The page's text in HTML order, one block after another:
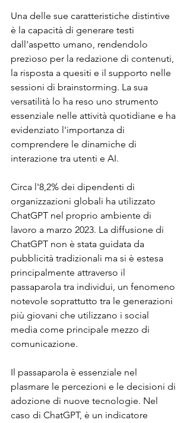
Una delle sue caratteristiche distintive
è la capacità di generare testi
dall'aspetto umano, rendendolo
prezioso per la redazione di contenuti,
la risposta a quesiti e il supporto nelle
sessioni di brainstorming. La sua
versatilità lo ha reso uno strumento
essenziale nelle attività quotidiane e ha
evidenziato l'importanza di
comprendere le dinamiche di
interazione tra utenti e AI.
Circa l'8,2% dei dipendenti di
organizzazioni globali ha utilizzato
ChatGPT nel proprio ambiente di
lavoro a marzo 2023. La diffusione di
ChatGPT non è stata guidata da
pubblicità tradizionali ma si è estesa
principalmente attraverso il
passaparola tra individui, un fenomeno
notevole soprattutto tra le generazioni
più giovani che utilizzano i social
media come principale mezzo di
comunicazione.
Il passaparola è essenziale nel
plasmare le percezioni e le decisioni di
adozione di nuove tecnologie. Nel
caso di ChatGPT, è un indicatore